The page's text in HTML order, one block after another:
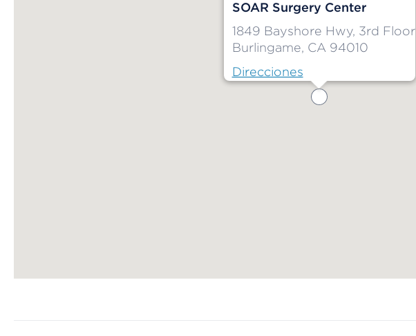
SOAR Surgery Center
1849 Bayshore Hwy, 3rd Floor
Burlingame, CA 94010
Direcciones